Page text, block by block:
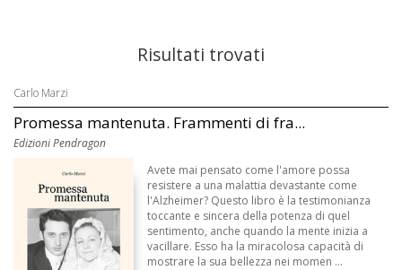
Risultati trovati
Carlo Marzi
Promessa mantenuta. Frammenti di fra...
Edizioni Pendragon
Avete mai pensato come l'amore possa
resistere a una malattia devastante come
l'Alzheimer? Questo libro è la testimonianza
toccante e sincera della potenza di quel
sentimento, anche quando la mente inizia a
vacillare. Esso ha la miracolosa capacità di
mostrare la sua bellezza nei momen ...